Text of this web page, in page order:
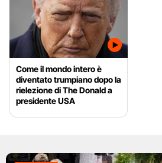
Come il mondo intero è
diventato trumpiano dopo la
rielezione di The Donald a
presidente USA